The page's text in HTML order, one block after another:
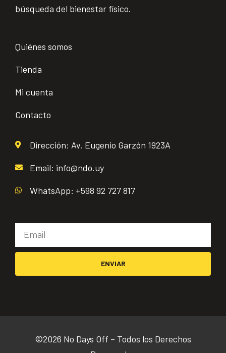
búsqueda del bienestar físico.
Quiénes somos
Tienda
Mi cuenta
Contacto
Dirección: Av. Eugenio Garzón 1923A
Email: info@ndo.uy
WhatsApp: +598 92 727 817
ENVIAR
©2026 No Days Off – Todos los Derechos